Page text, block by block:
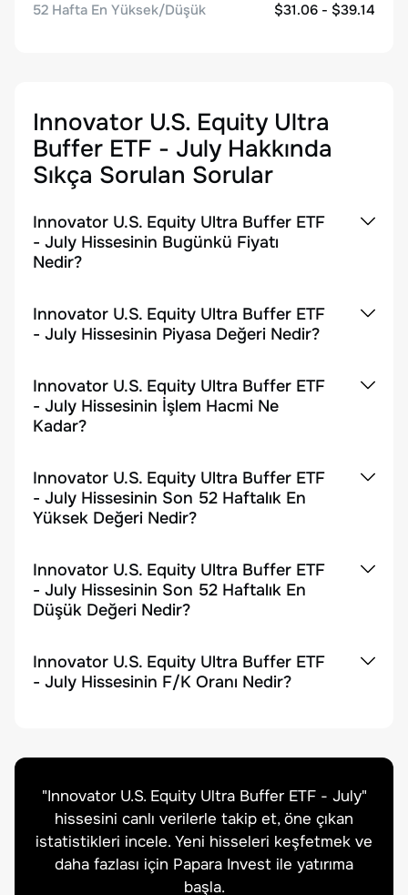
52 Hafta En Yüksek/Düşük
$31.06 - $39.14
Innovator U.S. Equity Ultra
Buffer ETF - July Hakkında
Sıkça Sorulan Sorular
Innovator U.S. Equity Ultra Buffer ETF
- July Hissesinin Bugünkü Fiyatı
Nedir?
Innovator U.S. Equity Ultra Buffer ETF
- July Hissesinin Piyasa Değeri Nedir?
Innovator U.S. Equity Ultra Buffer ETF
- July Hissesinin İşlem Hacmi Ne
Kadar?
Innovator U.S. Equity Ultra Buffer ETF
- July Hissesinin Son 52 Haftalık En
Yüksek Değeri Nedir?
Innovator U.S. Equity Ultra Buffer ETF
- July Hissesinin Son 52 Haftalık En
Düşük Değeri Nedir?
Innovator U.S. Equity Ultra Buffer ETF
- July Hissesinin F/K Oranı Nedir?
"Innovator U.S. Equity Ultra Buffer ETF - July"
hissesini canlı verilerle takip et, öne çıkan
istatistikleri incele. Yeni hisseleri keşfetmek ve
daha fazlası için Papara Invest ile yatırıma
başla.